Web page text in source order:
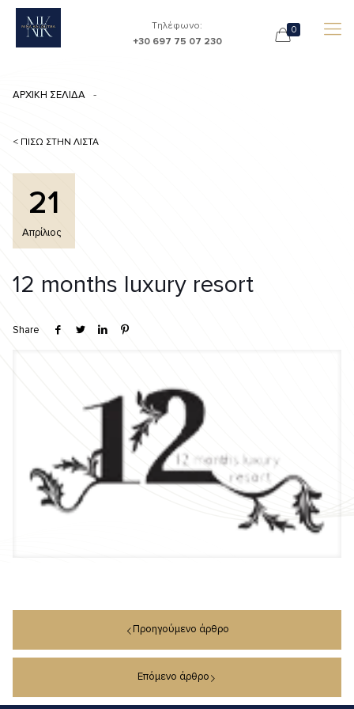
Τηλέφωνο:
+30 697 75 07 230
0
ΑΡΧΙΚΗ ΣΕΛΙΔΑ
< ΠΙΣΩ ΣΤΗΝ ΛΙΣΤΑ
21
Απρίλιος
12 months luxury resort
Share